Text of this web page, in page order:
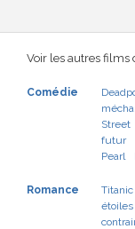
Voir les autres films
Comédie
Street
futur
Pearl
Romance Titanic
étoiles